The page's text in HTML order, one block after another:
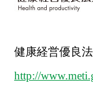
健康経営優良
http://